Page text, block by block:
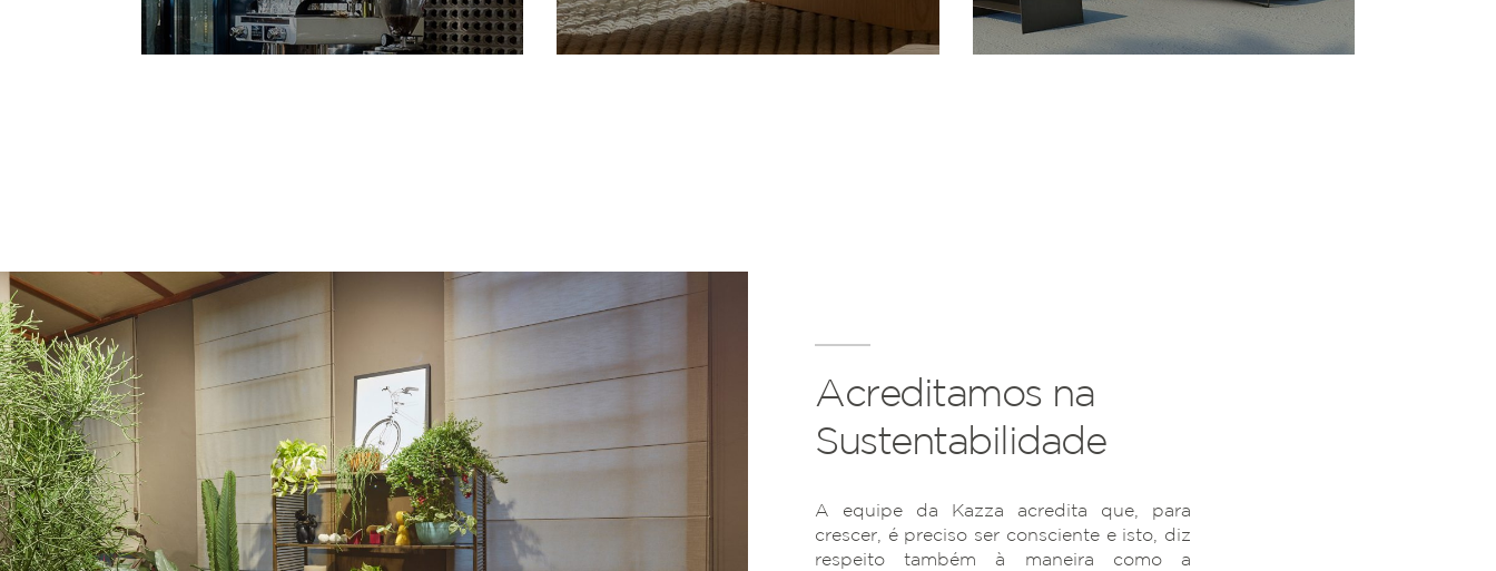
Acreditamos na
Sustentabilidade
A equipe da Kazza acredita que, para
crescer, é preciso ser consciente e isto, diz
respeito também à maneira como a